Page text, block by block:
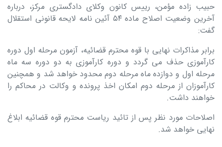
حبیب زاده مؤمن، رییس کانون وکلای دادگستری مرکز، درباره
آخرین وضعیت اصلاح ماده ۵۴ آئین نامه لایحه قانونی استقلال
گفت:
برابر مذاکرات نهایی با قوه محترم قضائیه، آزمون مرحله اول دوره
کارآموزی حذف می گردد و دوره کارآموزی به دو دوره سه ماه
مرحله اول و دوازده ماه مرحله دوم محدود خواهد شد و همچنین
کارآموزان از مرحله دوم امکان اخذ پرونده و وکالت در محاکم را
خواهند داشت.
اصلاحات مورد نظر پس از تائید ریاست محترم قوه قضائیه ابلاغ
نهایی خواهد شد.